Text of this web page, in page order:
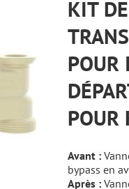
KIT DE
POUR
Avant :
bypass en
Après :